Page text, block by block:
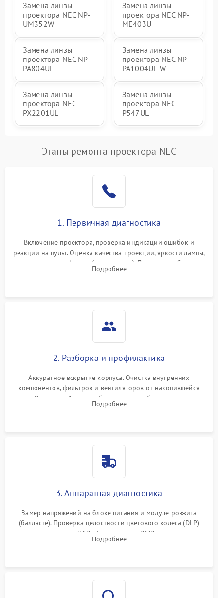
Замена линзы
проектора NEC NP-
UM352W
Замена линзы
проектора NEC NP-
ME403U
Замена линзы
проектора NEC NP-
PA804UL
Замена линзы
проектора NEC NP-
PA1004UL-W
Замена линзы
проектора NEC
PX2201UL
Замена линзы
проектора NEC
P547UL
Этапы ремонта проектора NEC
1. Первичная диагностика
Включение проектора, проверка индикации ошибок и
реакции на пульт. Оценка качества проекции, яркости лампы,
наличия артефактов (точки, пятна). Проверка работы
системы охлаждения по уровню шума вентиляторов.
Подробнее
2. Разборка и профилактика
Аккуратное вскрытие корпуса. Очистка внутренних
компонентов, фильтров и вентиляторов от накопившейся
пыли. Визуальный осмотр блока питания, балласта лампы и
материнской платы на наличие прогаров или вздутых
Подробнее
3. Аппаратная диагностика
Замер напряжений на блоке питания и модуле розжига
(балласте). Проверка целостности цветового колеса (DLP)
или поляризаторов (LCD). Тестирование DMD-чипа, датчиков
температуры и оптопар с помощью мультиметра и
Подробнее